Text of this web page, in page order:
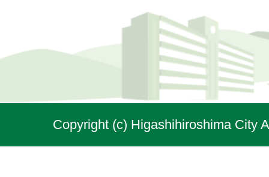
Copyright (c) Higashihiroshima City